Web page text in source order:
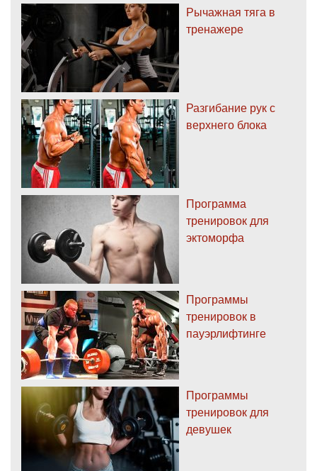
Рычажная тяга в
тренажере
Разгибание рук с
верхнего блока
Программа
тренировок для
эктоморфа
Программы
тренировок в
пауэрлифтинге
Программы
тренировок для
девушек